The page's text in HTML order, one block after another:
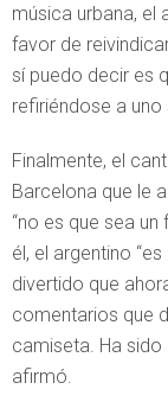
música urbana, el
favor de
sí puedo decir es
refiriéndose a uno
Finalmente, el
Barcelona que le
“no es que sea
él, el argentino
divertido que
comentarios que
camiseta. Ha sido
afirmó.